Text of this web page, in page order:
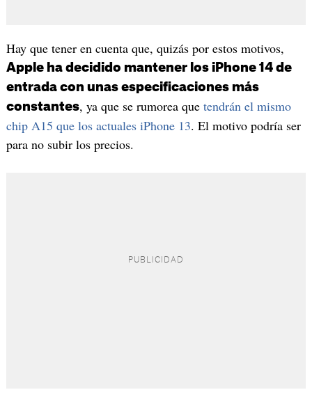
Hay que tener en cuenta que, quizás por estos motivos,
Apple ha decidido mantener los iPhone 14 de
entrada con unas especificaciones más
constantes, ya que se rumorea que tendrán el mismo
chip A15 que los actuales iPhone 13. El motivo podría ser
para no subir los precios.